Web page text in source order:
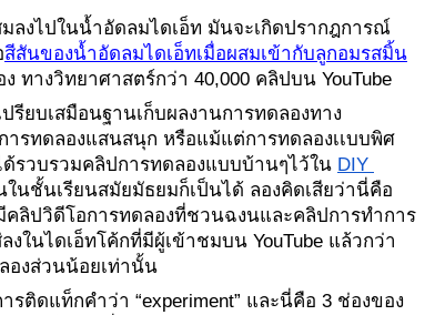
ลงไปในน้ำอัดลมไดเอ็ท มันจะเกิดปรากฎการณ์
สีสันของน้ำอัดลมไดเอ็ทเมื่อผสมเข้ากับลูกอมรสมิ้น
ทางวิทยาศาสตร์กว่า 40,000 คลิปบน YouTube
รียบเสมือนฐานเก็บผลงานการทดลองทาง
ารทดลองแสนสนุก หรือแม้แต่การทดลองเเบบพิศ
ด้รวบรวมคลิปการทดลองแบบบ้านๆไว้ใน DIY
นชั้นเรียนสมัยมัธยมก็เป็นได้ ลองคิดเสียว่านี่คือ
ลิปวิดีโอการทดลองที่ชวนฉงนและคลิปการทำการ
ในไดเอ็ทโค้กที่มีผู้เข้าชมบน YouTube แล้วกว่า
องส่วนน้อยเท่านั้น
ติดแท็กคำว่า “experiment” และนี่คือ 3 ช่องของ